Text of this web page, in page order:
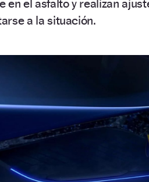
en el asfalto y realizan
a la situación.